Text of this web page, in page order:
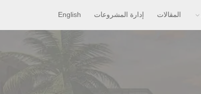
المقالات إدارة المشروعات English